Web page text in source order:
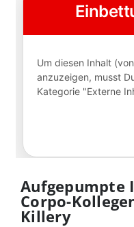
Aufgepumpte
Corpo-
Killery